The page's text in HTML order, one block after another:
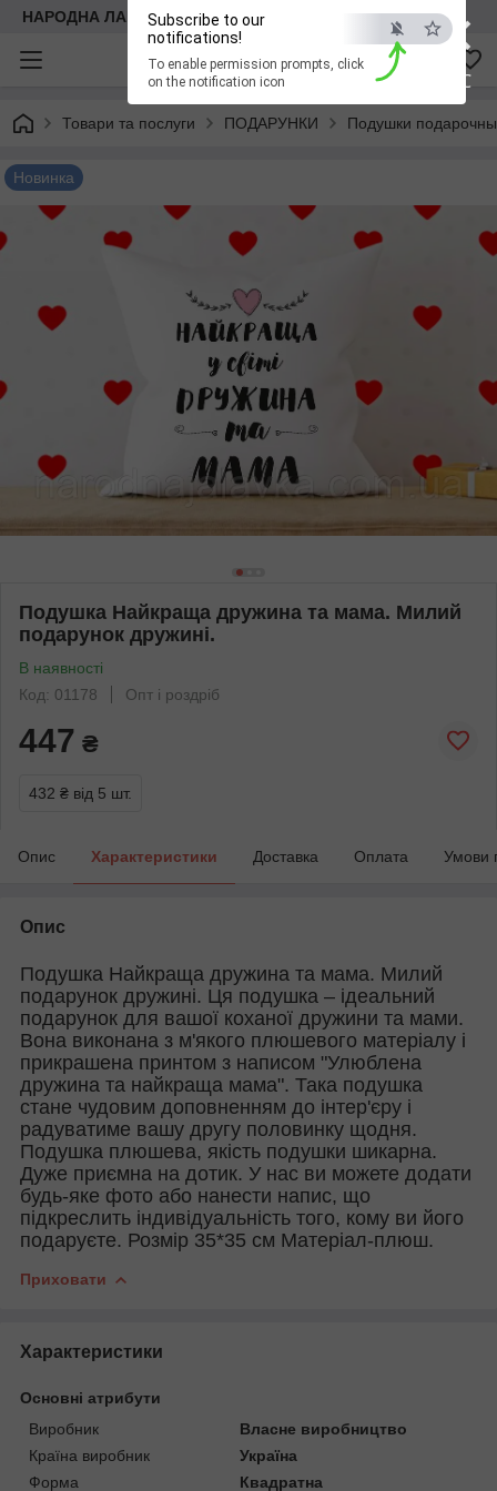
×
ESC
Subscribe to our
notifications!
To enable permission prompts, click
on the notification icon
НАРОДНА ЛАВКА
Товари та послуги ПОДАРУНКИ Подушки
Новинка
Подушка Найкраща дружина та мама. Милий
подарунок дружині.
В наявності
Код: 01178
Опт і роздріб
447 ₴
432 ₴ від 5 шт.
Опис Характеристики Доставка Оплата Умови
Опис
Подушка Найкраща дружина та мама. Милий
подарунок дружині. Ця подушка – ідеальний
подарунок для вашої коханої дружини та мами.
Вона виконана з м'якого плюшевого матеріалу і
прикрашена принтом з написом "Улюблена
дружина та найкраща мама". Така подушка
стане чудовим доповненням до інтер'єру і
радуватиме вашу другу половинку щодня.
Подушка плюшева, якість подушки шикарна.
Дуже приємна на дотик. У нас ви можете додати
будь-яке фото або нанести напис, що
підкреслить індивідуальність того, кому ви його
подаруєте. Розмір 35*35 см Матеріал-плюш.
Приховати
Характеристики
Основні атрибути
Виробник
Власне виробництво
Країна виробник
Україна
Форма
Квадратна